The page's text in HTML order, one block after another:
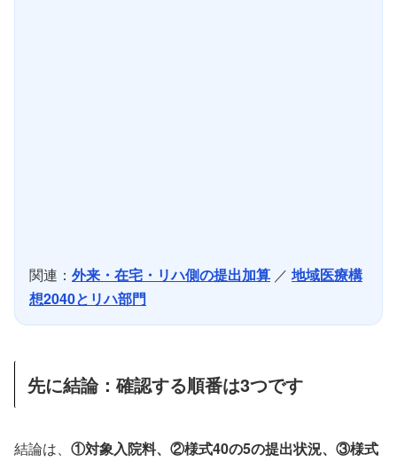
関連： 外来・在宅・リハ側の提出加算 ／ 地域医療構
想2040とリハ部門
先に結論：確認する順番は3つです
結論は、 ①対象入院料、②様式40の5の提出状況、③様式